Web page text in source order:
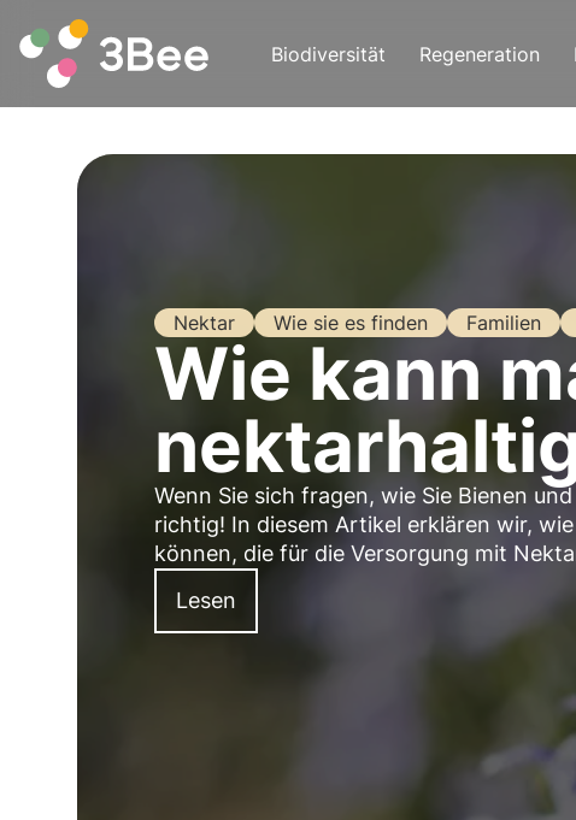
Biodiversität Regeneration
Nektar Wie sie es finden Familien
Wie kann
Wenn Sie sich fragen, wie Sie Bienen
richtig! In diesem Artikel erklären wir,
können, die für die Versorgung mit
Lesen